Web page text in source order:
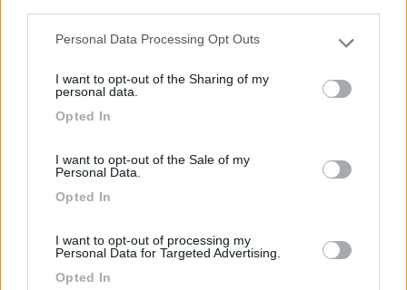
Please note that this website/app uses one or more Google
not limited to your visit or usage behaviour. You may click to
grant or deny consent to Google and its third-party tags to
use your data for below specified purposes in below Google
Personal Data Processing Opt Outs
I want to opt-out of the Sharing of my
personal data.
Opted In
I want to opt-out of the Sale of my
Personal Data.
Opted In
I want to opt-out of processing my
Personal Data for Targeted Advertising.
Opted In
Area di sosta (PS)
7 1
Servizi / Posizione